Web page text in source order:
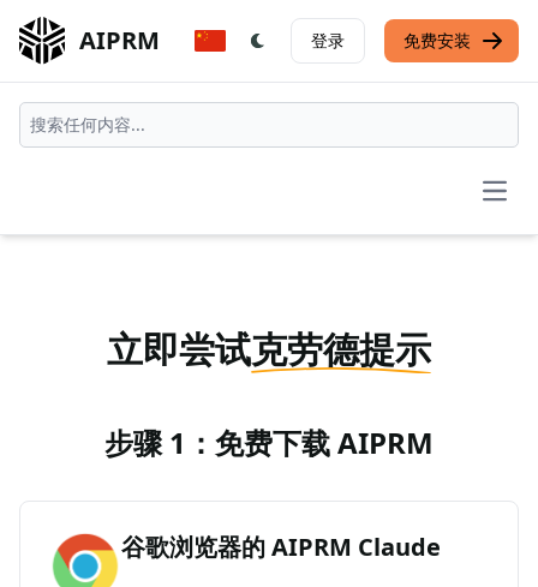
AIPRM 登录 免费安装
立即尝试克劳德提示
步骤 1：免费下载 AIPRM
谷歌浏览器的 AIPRM Claude